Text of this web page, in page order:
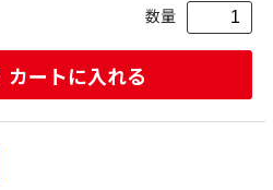
数量
カートに入れる